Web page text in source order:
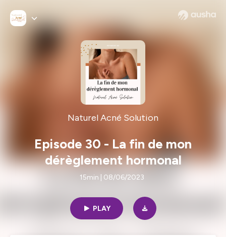
Naturel Acné Solution
Episode 30 - La fin de mon
dérèglement hormonal
15min | 08/06/2023
PLAY